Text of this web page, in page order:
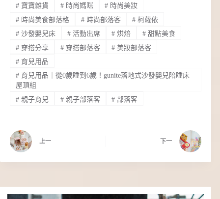
#寶寶雜貨 #時尚媽咪 # 時尚美妝
#時尚美食部落格 #時尚部落客 # 柯蘿依
#沙發嬰兒床 #活動出席 # 烘焙 # 甜點美食
#穿搭分享 #穿搭部落客 # 美妝部落客
#育兒用品
#育兒用品｜從0歲睡到6歲！gunite落地式沙發嬰兒陪睡床
屋頂組
#親子育兒 #親子部落客 # 部落客
上一 下一